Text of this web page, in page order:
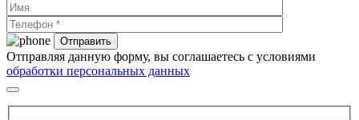
Отправляя данную форму, вы соглашаетесь с условиями
обработки персональных данных